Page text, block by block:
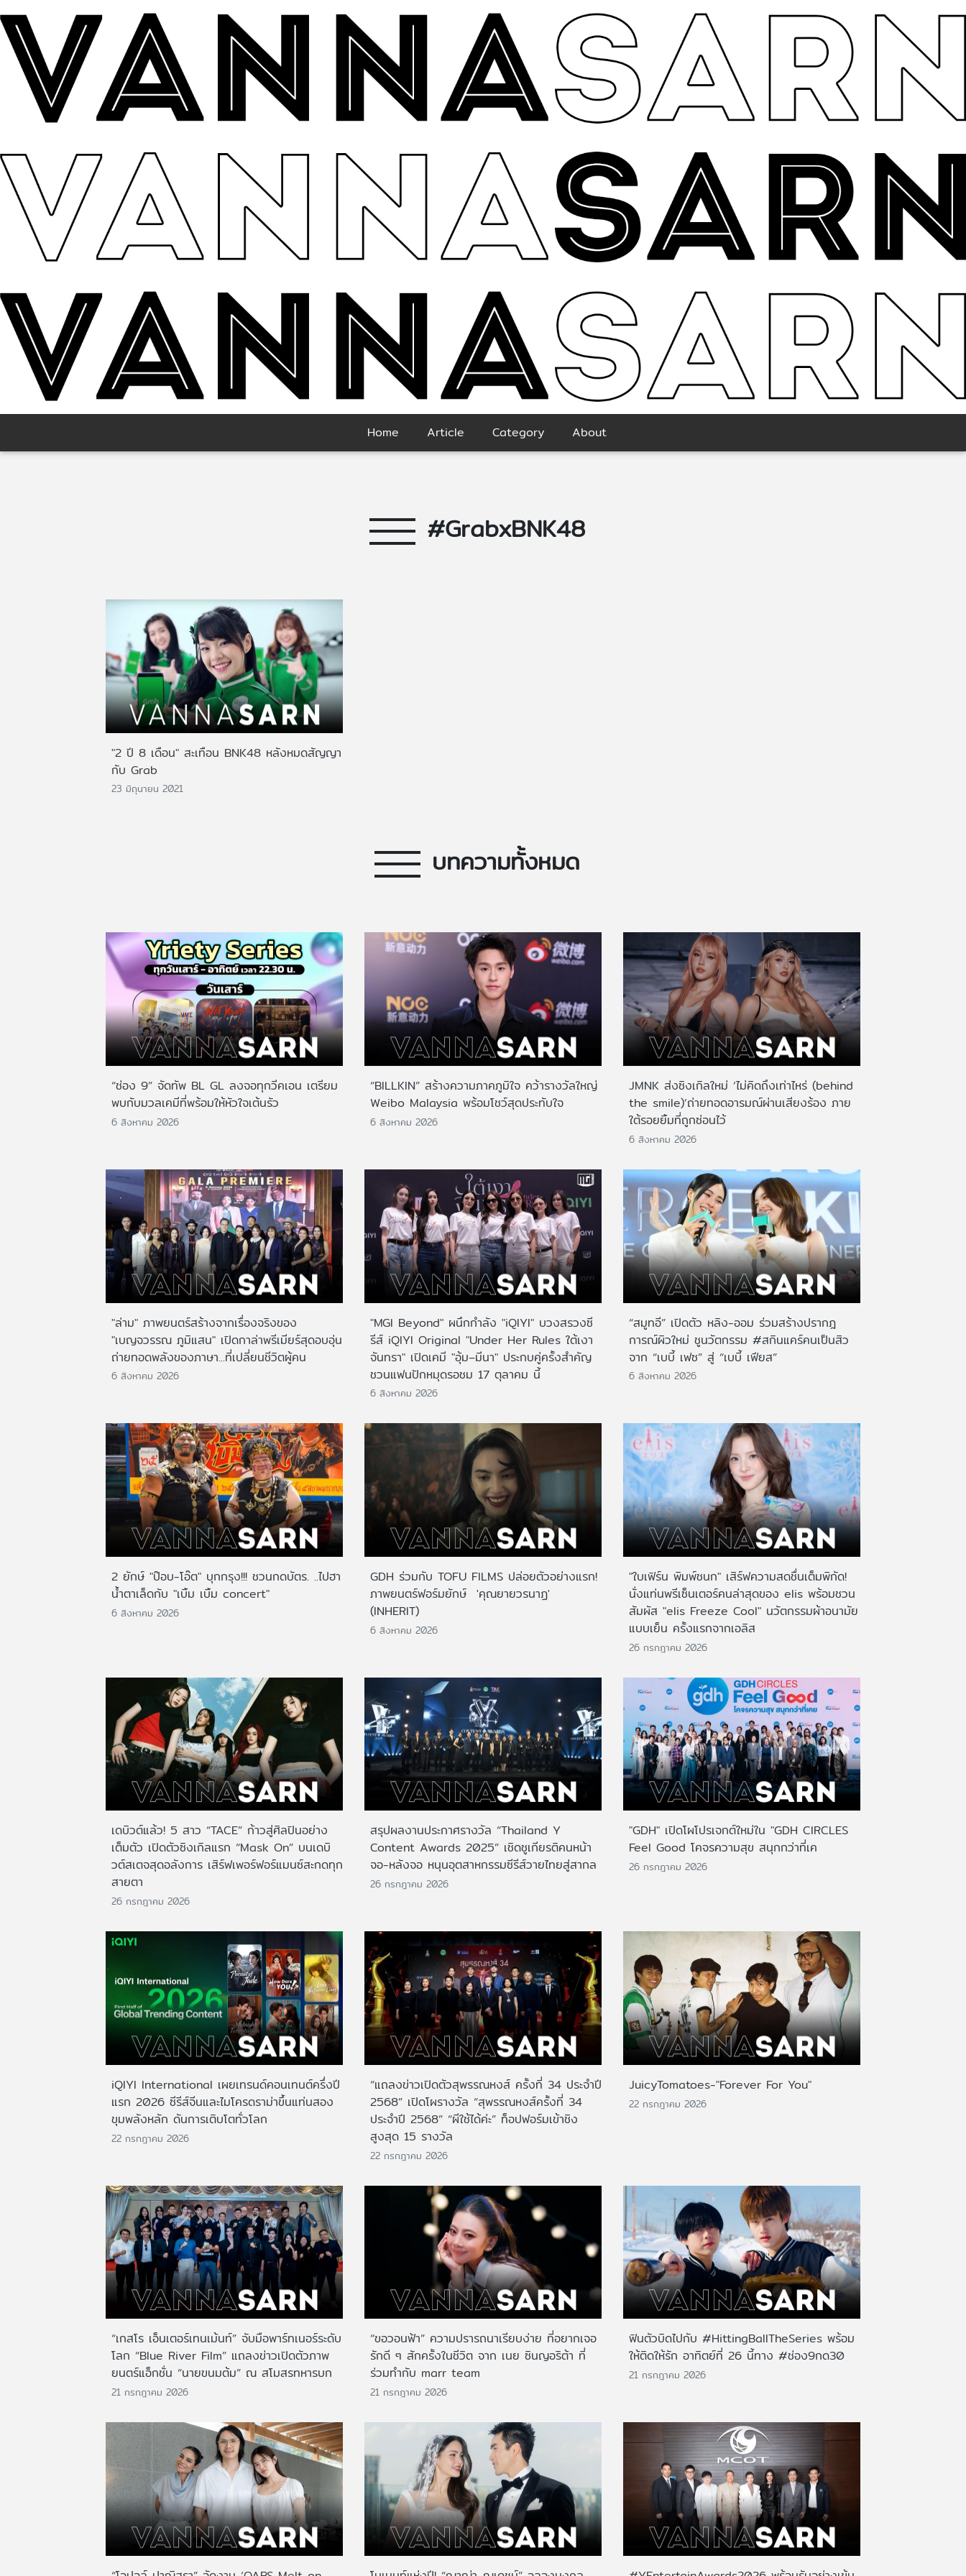
Home Article Category About
#GrabxBNK48
"2 ปี 8 เดือน" สะเทือน BNK48 หลังหมดสัญญา
กับ Grab
23 มิถุนายน 2021
บทความทั้งหมด
“ช่อง 9” จัดทัพ BL GL ลงจอทุกวีคเอน เตรียม
พบกับมวลเคมีที่พร้อมให้หัวใจเต้นรัว
6 สิงหาคม 2026
“BILLKIN” สร้างความภาคภูมิใจ คว้ารางวัลใหญ่
Weibo Malaysia พร้อมโชว์สุดประทับใจ
6 สิงหาคม 2026
JMNK ส่งซิงเกิลใหม่ ‘ไม่คิดถึงเท่าไหร่ (behind
the smile)’ถ่ายทอดอารมณ์ผ่านเสียงร้อง ภาย
ใต้รอยยิ้มที่ถูกซ่อนไว้
6 สิงหาคม 2026
"ล่าม" ภาพยนตร์สร้างจากเรื่องจริงของ
"เบญจวรรณ ภูมิแสน" เปิดกาล่าพรีเมียร์สุดอบอุ่น
ถ่ายทอดพลังของภาษา...ที่เปลี่ยนชีวิตผู้คน
6 สิงหาคม 2026
"MGI Beyond" ผนึกกำลัง "iQIYI" บวงสรวงซี
รีส์ iQIYI Original "Under Her Rules ใต้เงา
จันทรา" เปิดเคมี "อุ้ม–มีนา" ประกบคู่ครั้งสำคัญ
ชวนแฟนปักหมุดรอชม 17 ตุลาคม นี้
6 สิงหาคม 2026
“สมูทอี” เปิดตัว หลิง-ออม ร่วมสร้างปรากฎ
การณ์ผิวใหม่ ชูนวัตกรรม #สกินแคร์คนเป็นสิว
จาก “เบบี้ เฟซ” สู่ “เบบี้ เฟียส”
6 สิงหาคม 2026
2 ยักษ์ "ป๊อบ-โอ๊ต" บุกกรุง!!! ชวนกดบัตร. ..ไปฮา
น้ำตาเล็ดกับ "เบิ้ม เบิ้ม concert"
6 สิงหาคม 2026
GDH ร่วมกับ TOFU FILMS ปล่อยตัวอย่างแรก!
ภาพยนตร์ฟอร์มยักษ์ 'คุณยายวรนาฏ'
(INHERIT)
6 สิงหาคม 2026
"ใบเฟิร์น พิมพ์ชนก" เสิร์ฟความสดชื่นเต็มพิกัด!
นั่งแท่นพรีเซ็นเตอร์คนล่าสุดของ elis พร้อมชวน
สัมผัส "elis Freeze Cool" นวัตกรรมผ้าอนามัย
แบบเย็น ครั้งแรกจากเอลิส
26 กรกฎาคม 2026
เดบิวต์แล้ว! 5 สาว “TACE” ก้าวสู่ศิลปินอย่าง
เต็มตัว เปิดตัวซิงเกิลแรก “Mask On” บนเดบิ
วต์สเตจสุดอลังการ เสิร์ฟเพอร์ฟอร์แมนซ์สะกดทุก
สายตา
26 กรกฎาคม 2026
สรุปผลงานประกาศรางวัล “Thailand Y
Content Awards 2025” เชิดชูเกียรติคนหน้า
จอ-หลังจอ หนุนอุตสาหกรรมซีรีส์วายไทยสู่สากล
26 กรกฎาคม 2026
"GDH" เปิดโผโปรเจกต์ใหม่ใน "GDH CIRCLES
Feel Good โคจรความสุข สนุกกว่าที่เค
26 กรกฎาคม 2026
iQIYI International เผยเทรนด์คอนเทนต์ครึ่งปี
แรก 2026 ซีรีส์จีนและไมโครดราม่าขึ้นแท่นสอง
ขุมพลังหลัก ดันการเติบโตทั่วโลก
22 กรกฎาคม 2026
“แถลงข่าวเปิดตัวสุพรรณหงส์ ครั้งที่ 34 ประจำปี
2568” เปิดโผรางวัล “สุพรรณหงส์ครั้งที่ 34
ประจำปี 2568” “ผีใช้ได้ค่ะ” ท็อปฟอร์มเข้าชิง
สูงสุด 15 รางวัล
22 กรกฎาคม 2026
JuicyTomatoes-"Forever For You"
22 กรกฎาคม 2026
“เกสโร เอ็นเตอร์เทนเม้นท์” จับมือพาร์ทเนอร์ระดับ
โลก “Blue River Film” แถลงข่าวเปิดตัวภาพ
ยนตร์แอ็กชั่น “นายขนมต้ม” ณ สโมสรทหารบก
21 กรกฎาคม 2026
“ขอวอนฟ้า” ความปรารถนาเรียบง่าย ที่อยากเจอ
รักดี ๆ สักครั้งในชีวิต จาก เนย ซินญอริต้า ที่
ร่วมทำกับ marr team
21 กรกฎาคม 2026
ฟินตัวบิดไปกับ #HittingBallTheSeries พร้อม
ให้ติดให้รัก อาทิตย์ที่ 26 นี้ทาง #ช่อง9กด30
21 กรกฎาคม 2026